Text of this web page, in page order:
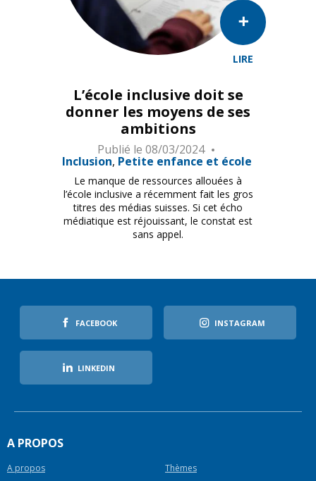
LIRE
L’école inclusive doit se
donner les moyens de ses
ambitions
Publié le 08/03/2024
Inclusion Petite enfance et école
Le manque de ressources allouées à
l’école inclusive a récemment fait les gros
titres des médias suisses. Si cet écho
médiatique est réjouissant, le constat est
sans appel.
FACEBOOK INSTAGRAM
LINKEDIN
A PROPOS
A propos
Thèmes